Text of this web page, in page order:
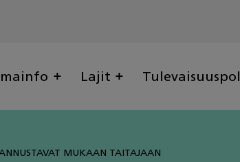
Lajit
MUKAAN TAITAJAAN